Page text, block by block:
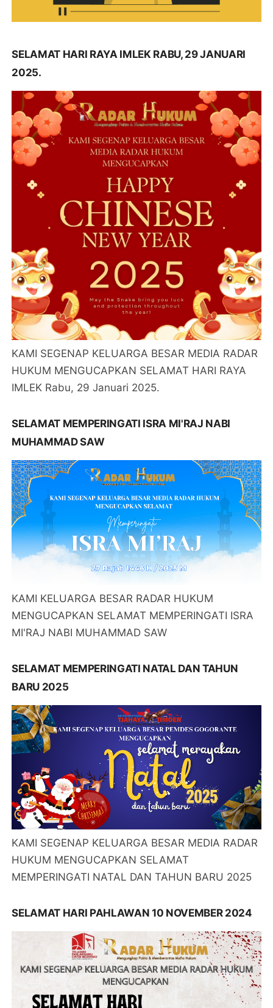
SELAMAT HARI RAYA IMLEK RABU, 29 JANUARI
2025.
KAMI SEGENAP KELUARGA BESAR MEDIA RADAR
HUKUM MENGUCAPKAN SELAMAT HARI RAYA
IMLEK Rabu, 29 Januari 2025.
SELAMAT MEMPERINGATI ISRA MI'RAJ NABI
MUHAMMAD SAW
KAMI KELUARGA BESAR RADAR HUKUM
MENGUCAPKAN SELAMAT MEMPERINGATI ISRA
MI'RAJ NABI MUHAMMAD SAW
SELAMAT MEMPERINGATI NATAL DAN TAHUN
BARU 2025
KAMI SEGENAP KELUARGA BESAR MEDIA RADAR
HUKUM MENGUCAPKAN SELAMAT
MEMPERINGATI NATAL DAN TAHUN BARU 2025
SELAMAT HARI PAHLAWAN 10 NOVEMBER 2024